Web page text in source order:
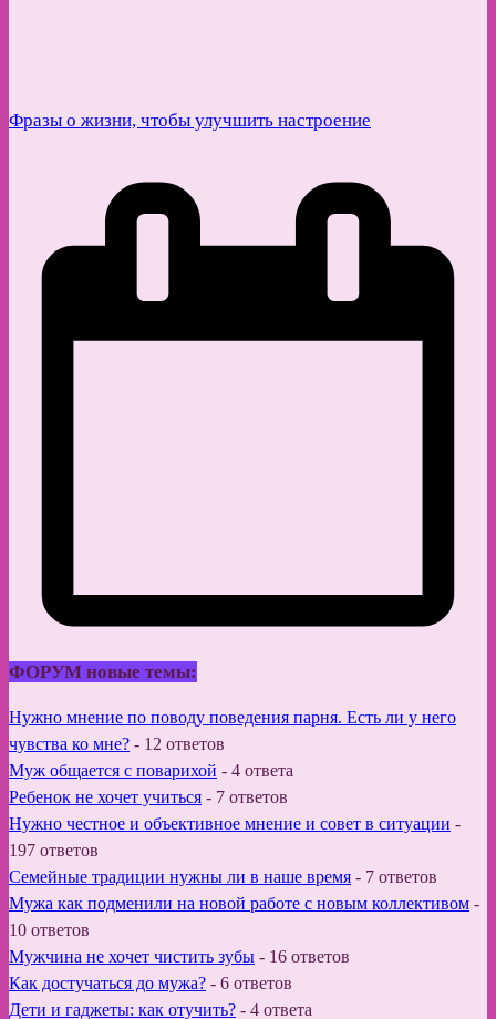
Фразы о жизни, чтобы улучшить настроение
ФОРУМ новые темы:
Нужно мнение по поводу поведения парня. Есть ли у него
чувства ко мне? - 12 ответов
Муж общается с поварихой - 4 ответа
Ребенок не хочет учиться - 7 ответов
Нужно честное и объективное мнение и совет в ситуации -
197 ответов
Семейные традиции нужны ли в наше время - 7 ответов
Мужа как подменили на новой работе с новым коллективом -
10 ответов
Мужчина не хочет чистить зубы - 16 ответов
Как достучаться до мужа? - 6 ответов
Дети и гаджеты: как отучить? - 4 ответа